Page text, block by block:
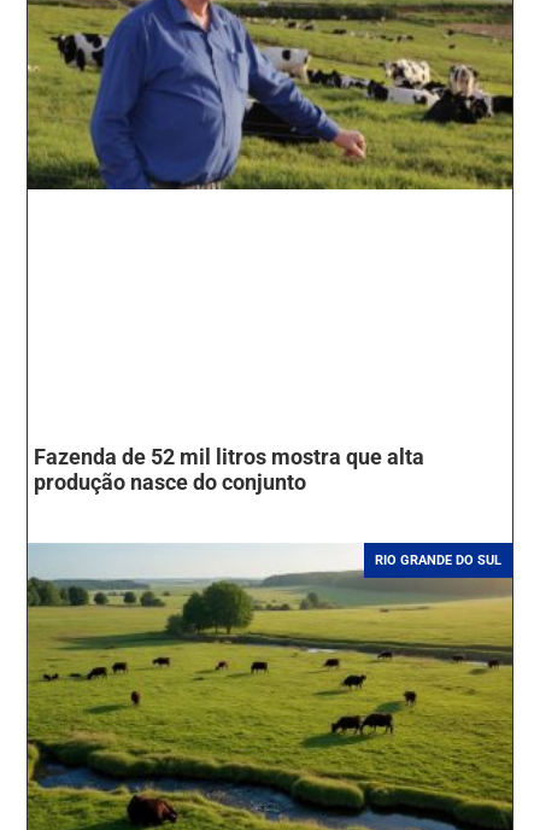
Fazenda de 52 mil litros mostra que alta
produção nasce do conjunto
RIO GRANDE DO SUL